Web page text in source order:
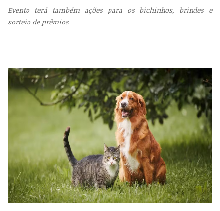
Evento terá também ações para os bichinhos, brindes e
sorteio de prêmios